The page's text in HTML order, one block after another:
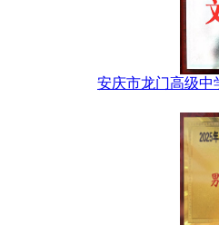
安庆市龙门高级中